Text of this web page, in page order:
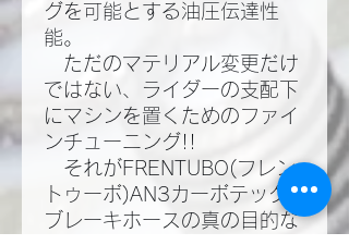
グを可能とする油圧伝達性
能。​
ただのマテリアル変更だけ
ではない、ライダーの支配下
にマシンを置くためのファイ
ンチューニング!!​
それがFRENTUBO(フレン
トゥーボ)AN3カーボテック
ブレーキホースの真の目的な